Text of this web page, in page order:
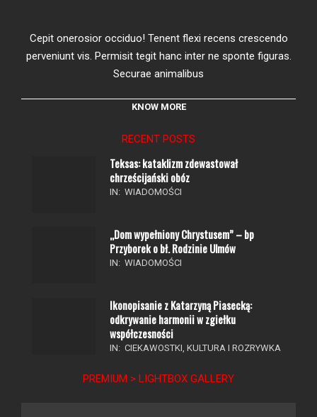
Cepit onerosior occiduo! Tenent flexi recens crescendo
perveniunt vis. Permisit tegit hanc inter ne sponte figuras.
Securae animalibus
KNOW MORE
RECENT POSTS
Teksas: kataklizm zdewastował
chrześcijański obóz
IN: WIADOMOŚCI
„Dom wypełniony Chrystusem” – bp
Przyborek o bł. Rodzinie Ulmów
IN: WIADOMOŚCI
Ikonopisanie z Katarzyną Piasecką:
odkrywanie harmonii w zgiełku
współczesności
IN: CIEKAWOSTKI KULTURA I ROZRYWKA
PREMIUM > LIGHTBOX GALLERY